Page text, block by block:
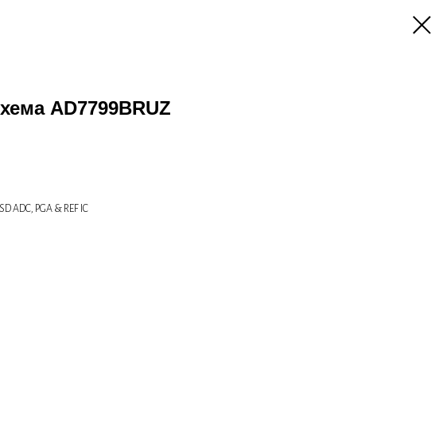
AD7799BRUZ
ADC, PGA & REF IC